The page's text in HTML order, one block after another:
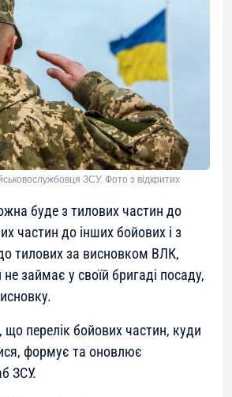
ЗСУ. Фото з відкритих
буде з тилових частин до
частин до інших бойових і з
тилових за висновком ВЛК,
займає у своїй бригаді посаду,
перелік бойових частин, куди
формує та оновлює
ЗСУ.